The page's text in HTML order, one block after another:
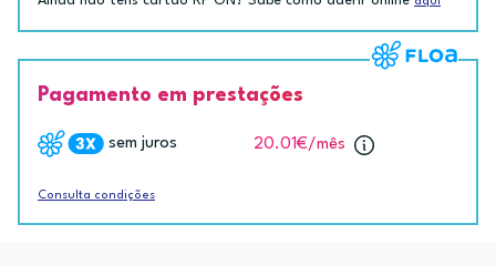
Pagamento em prestações
sem juros 20.01€/mês
Consulta condições